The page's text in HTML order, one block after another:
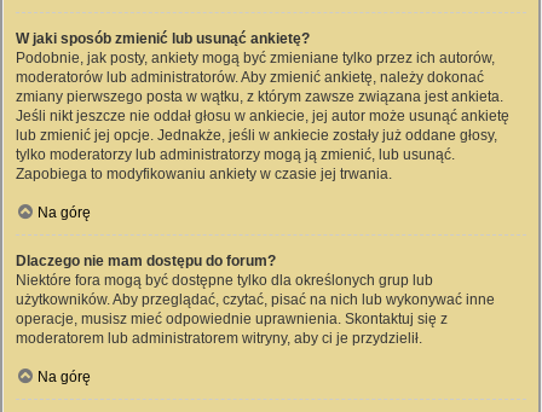
W jaki sposób zmienić lub usunąć ankietę?
Podobnie, jak posty, ankiety mogą być zmieniane tylko przez ich autorów,
moderatorów lub administratorów. Aby zmienić ankietę, należy dokonać
zmiany pierwszego posta w wątku, z którym zawsze związana jest ankieta.
Jeśli nikt jeszcze nie oddał głosu w ankiecie, jej autor może usunąć ankietę
lub zmienić jej opcje. Jednakże, jeśli w ankiecie zostały już oddane głosy,
tylko moderatorzy lub administratorzy mogą ją zmienić, lub usunąć.
Zapobiega to modyfikowaniu ankiety w czasie jej trwania.
Na górę
Dlaczego nie mam dostępu do forum?
Niektóre fora mogą być dostępne tylko dla określonych grup lub
użytkowników. Aby przeglądać, czytać, pisać na nich lub wykonywać inne
operacje, musisz mieć odpowiednie uprawnienia. Skontaktuj się z
moderatorem lub administratorem witryny, aby ci je przydzielił.
Na górę